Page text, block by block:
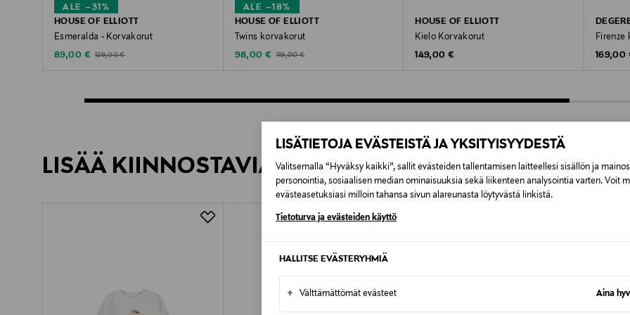
LISÄTIETOJA EVÄSTEISTÄ JA YKSITYISYYDESTÄ
Valitsemalla “Hyväksy kaikki”, sallit evästeiden tallentamisen laitteellesi sisällön ja
personointia, sosiaalisen median ominaisuuksia sekä liikenteen analysointia varten. Voit
evästeasetuksiasi milloin tahansa sivun alareunasta löytyvästä linkistä.
Tietoturva ja evästeiden käyttö
HALLITSE EVÄSTERYHMIÄ
+ Välttämättömät evästeet Aina
ALE –31%
HOUSE OF ELLIOTT
Esmeralda - Korvakorut
Discounted Price
89,00 € Original Price
129,00 €
ALE –18%
HOUSE OF ELLIOTT
Twins korvakorut
Discounted Price
98,00 € Original Price
119,00 €
HOUSE OF ELLIOTT
Kielo Korvakorut
Original Price
149,00 €
Firenze
Original
169,00
LISÄÄ KIINNOSTAVIA TUOTTEITA